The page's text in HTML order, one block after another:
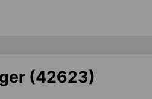
(42623)